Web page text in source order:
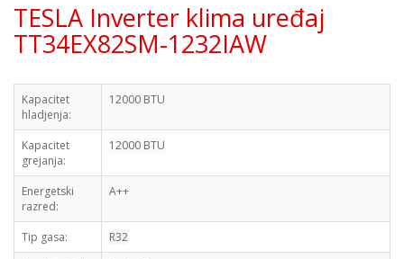
TESLA Inverter klima uređaj
TT34EX82SM-1232IAW
Kapacitet
hladjenja:
12000 BTU
Kapacitet
grejanja:
12000 BTU
Energetski
razred:
A++
Tip gasa:
R32